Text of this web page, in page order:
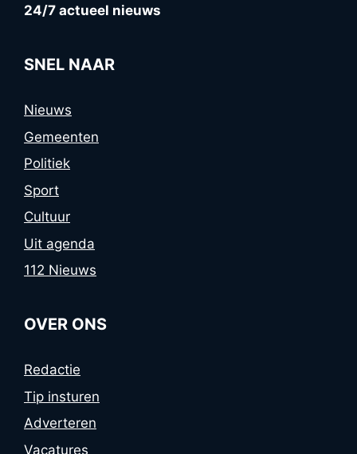
24/7 actueel nieuws
SNEL NAAR
Nieuws
Gemeenten
Politiek
Sport
Cultuur
Uit agenda
112 Nieuws
OVER ONS
Redactie
Tip insturen
Adverteren
Vacatures